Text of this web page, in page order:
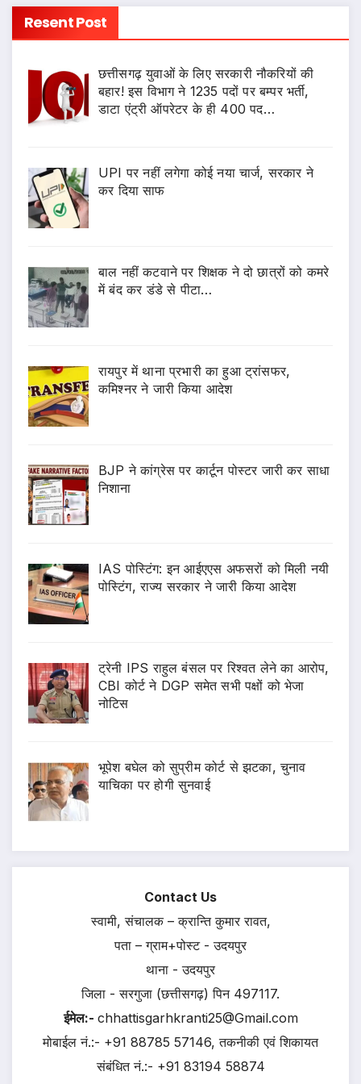
Resent Post
छत्तीसगढ़ युवाओं के लिए सरकारी नौकरियों की
बहार! इस विभाग ने 1235 पदों पर बम्पर भर्ती,
डाटा एंट्री ऑपरेटर के ही 400 पद…
UPI पर नहीं लगेगा कोई नया चार्ज, सरकार ने
कर दिया साफ
बाल नहीं कटवाने पर शिक्षक ने दो छात्रों को कमरे
में बंद कर डंडे से पीटा…
रायपुर में थाना प्रभारी का हुआ ट्रांसफर,
कमिश्नर ने जारी किया आदेश
BJP ने कांग्रेस पर कार्टून पोस्टर जारी कर साधा
निशाना
IAS पोस्टिंग: इन आईएएस अफसरों को मिली नयी
पोस्टिंग, राज्य सरकार ने जारी किया आदेश
ट्रेनी IPS राहुल बंसल पर रिश्वत लेने का आरोप,
CBI कोर्ट ने DGP समेत सभी पक्षों को भेजा
नोटिस
भूपेश बघेल को सुप्रीम कोर्ट से झटका, चुनाव
याचिका पर होगी सुनवाई
Contact Us
स्वामी, संचालक – क्रान्ति कुमार रावत,
पता – ग्राम+पोस्ट - उदयपुर
थाना - उदयपुर
जिला - सरगुजा (छत्तीसगढ़) पिन 497117.
ईमेल:- chhattisgarhkranti25@Gmail.com
मोबाईल नं.:- +91 88785 57146, तकनीकी एवं शिकायत
संबंधित नं.:- +91 83194 58874